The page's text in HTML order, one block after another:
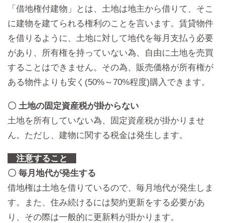
「借地権付建物」とは、土地は地主から借りて、そこ
に建物を建てられる権利のことを言います。賃貸物件
を借りるように、土地に対して地代を毎月支払う必要
があり、所有権を持っていない為、自由に土地を売買
することはできません。その為、販売価格が所有権が
ある物件よりも安く(50%～70%程度)購入できます。
〇 土地の固定資産税が掛からない
土地を所有していない為、固定資産税が掛かりませ
ん。ただし、建物に関する税金は発生します。
注意すること
〇 毎月地代が発生する
借地権は土地を借りているので、毎月地代が発生しま
す。また、住み続けるには契約更新をする必要があ
り、その際は一般的に更新料が掛かります。